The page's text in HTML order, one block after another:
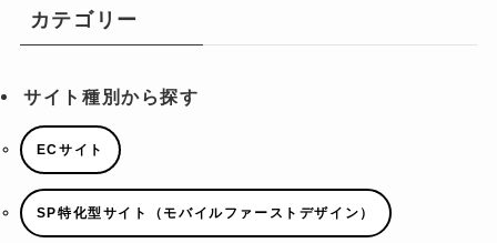
カテゴリー
サイト種別から探す
ECサイト
SP特化型サイト（モバイルファーストデザイン）